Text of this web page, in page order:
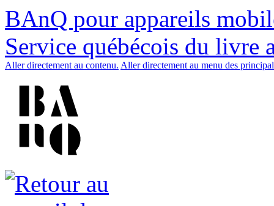
BAnQ pour appareils
Service québécois du livre
Aller directement au contenu. Aller directement au menu des